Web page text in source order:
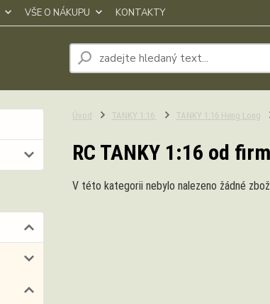
VŠE O NÁKUPU KONTAKTY
Úvod TANKY 1:16 TANKY 1:16 Heng Long
RC TANKY 1:16 od
V této kategorii nebylo nalezeno žádné